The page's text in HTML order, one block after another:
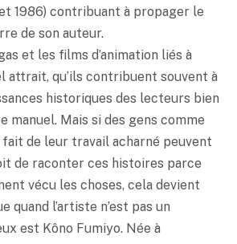
et 1986) contribuant à propager le
de son auteur.
et les films d’animation liés à
attrait, qu’ils contribuent souvent à
historiques des lecteurs bien
manuel. Mais si des gens comme
fait de leur travail acharné peuvent
de raconter ces histoires parce
vécu les choses, cela devient
quand l’artiste n’est pas un
est Kôno Fumiyo. Née à